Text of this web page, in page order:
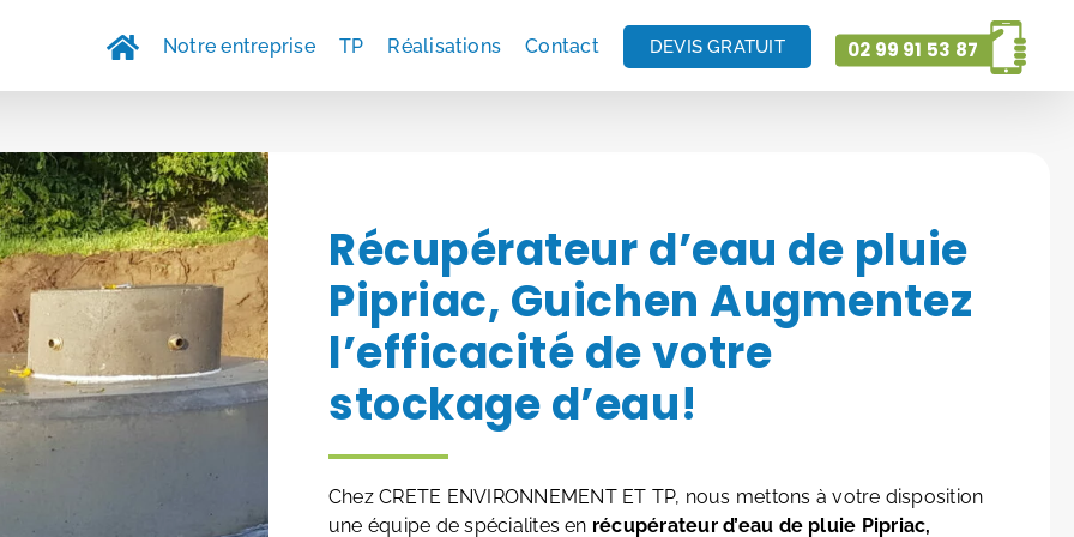
Notre entreprise TP Réalisations Contact DEVIS GRATUIT 02 99 91 53 87
Récupérateur d’eau de pluie
Pipriac, Guichen Augmentez
l’efficacité de votre
stockage d’eau!
Chez CRETE ENVIRONNEMENT ET TP, nous mettons à votre disposition
une équipe de spécialites en récupérateur d’eau de pluie Pipriac,